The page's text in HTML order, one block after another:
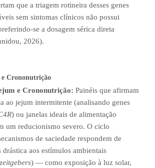
que a triagem rotineira desses genes
sem sintomas clínicos não possui
se a dosagem sérica direta
2026).
Crononutrição
e Crononutrição: Painéis que afirmam
ao jejum intermitente (analisando genes
) ou janelas ideais de alimentação
um reducionismo severo. O ciclo
de saciedade respondem de
aos estímulos ambientais
zeitgebers) — como exposição à luz solar,